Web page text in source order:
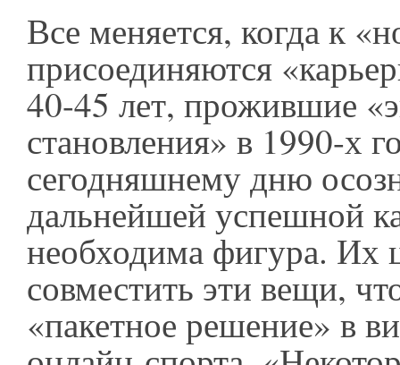
Все меняется, когда к
присоединяются
40-45 лет, прожившие
становления» в 1990-х
сегодняшнему дню
дальнейшей успешной
необходима фигура. Их
совместить эти вещи,
«пакетное решение» в